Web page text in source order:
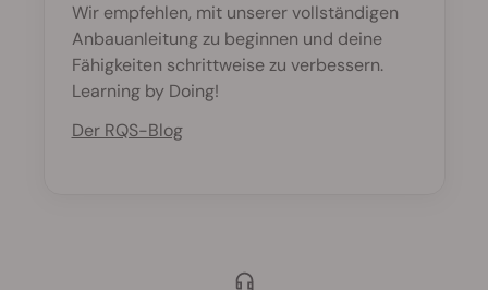
Wir empfehlen, mit unserer vollständigen
Anbauanleitung zu beginnen und deine
Fähigkeiten schrittweise zu verbessern.
Learning by Doing!
Der RQS-Blog